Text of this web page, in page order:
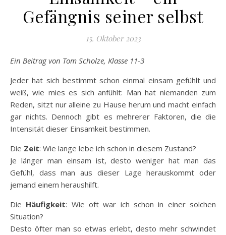
Gefängnis seiner selbst
15. Oktober 2023
Ein Beitrag von Tom Scholze, Klasse 11-3
Jeder hat sich bestimmt schon einmal einsam gefühlt und
weiß, wie mies es sich anfühlt: Man hat niemanden zum
Reden, sitzt nur alleine zu Hause herum und macht einfach
gar nichts. Dennoch gibt es mehrerer Faktoren, die die
Intensität dieser Einsamkeit bestimmen.
Die Zeit: Wie lange lebe ich schon in diesem Zustand?
Je länger man einsam ist, desto weniger hat man das
Gefühl, dass man aus dieser Lage herauskommt oder
jemand einem heraushilft.
Die Häufigkeit: Wie oft war ich schon in einer solchen
Situation?
Desto öfter man so etwas erlebt, desto mehr schwindet